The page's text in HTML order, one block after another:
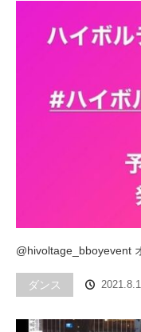
@hivoltage_bboyevent
ダンス